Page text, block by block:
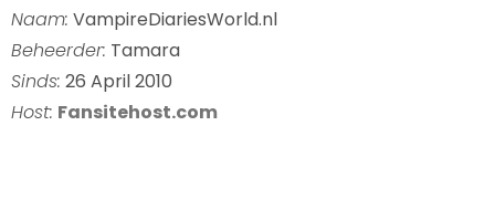
Naam: VampireDiariesWorld.nl
Beheerder: Tamara
Sinds: 26 April 2010
Host: Fansitehost.com